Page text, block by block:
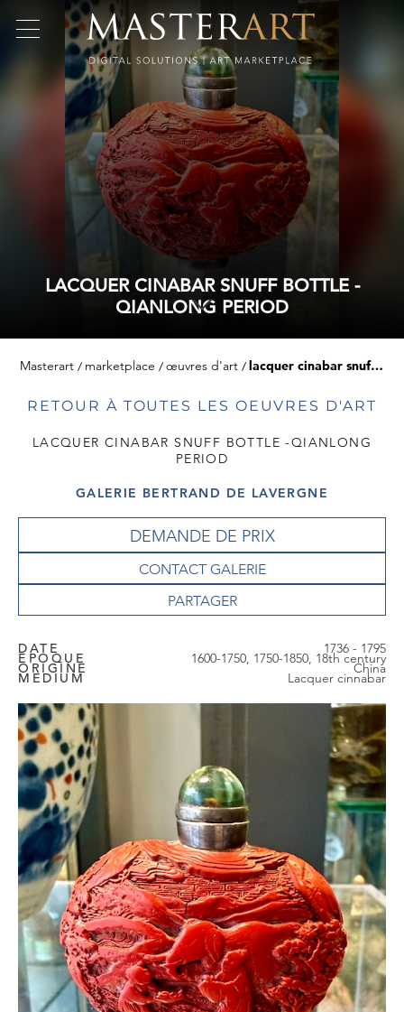
LACQUER CINABAR SNUFF BOTTLE -
QIANLONG PERIOD
Masterart marketplace œuvres d'art lacquer cinabar snuff bottle -qianlong period
RETOUR À TOUTES LES OEUVRES D'ART
LACQUER CINABAR SNUFF BOTTLE -QIANLONG
PERIOD
GALERIE BERTRAND DE LAVERGNE
DEMANDE DE PRIX
CONTACT GALERIE
DATE 1736 - 1795
EPOQUE 1600-1750, 1750-1850, 18th century
ORIGINE China
MEDIUM Lacquer cinnabar